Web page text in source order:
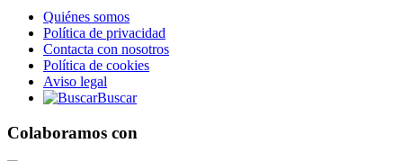
Quiénes somos
Política de privacidad
Contacta con nosotros
Política de cookies
Aviso legal
Buscar
Colaboramos con